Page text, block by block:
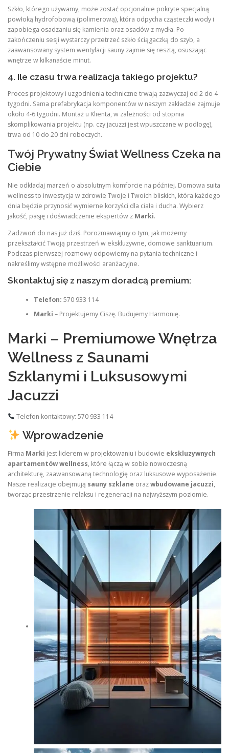
Szkło, którego używamy, może zostać opcjonalnie pokryte specjalną
powłoką hydrofobową (polimerową), która odpycha cząsteczki wody i
zapobiega osadzaniu się kamienia oraz osadów z mydła. Po
zakończeniu sesji wystarczy przetrzeć szkło ściągaczką do szyb, a
zaawansowany system wentylacji sauny zajmie się resztą, osuszając
wnętrze w kilkanaście minut.
4. Ile czasu trwa realizacja takiego projektu?
Proces projektowy i uzgodnienia techniczne trwają zazwyczaj od 2 do 4
tygodni. Sama prefabrykacja komponentów w naszym zakładzie zajmuje
około 4-6 tygodni. Montaż u Klienta, w zależności od stopnia
skomplikowania projektu (np. czy jacuzzi jest wpuszczane w podłogę),
trwa od 10 do 20 dni roboczych.
Twój Prywatny Świat Wellness Czeka na
Ciebie
Nie odkładaj marzeń o absolutnym komforcie na później. Domowa suita
wellness to inwestycja w zdrowie Twoje i Twoich bliskich, która każdego
dnia będzie przynosić wymierne korzyści dla ciała i ducha. Wybierz
jakość, pasję i doświadczenie ekspertów z Marki.
Zadzwoń do nas już dziś. Porozmawiajmy o tym, jak możemy
przekształcić Twoją przestrzeń w ekskluzywne, domowe sanktuarium.
Podczas pierwszej rozmowy odpowiemy na pytania techniczne i
nakreślimy wstępne możliwości aranżacyjne.
Skontaktuj się z naszym doradcą premium:
Telefon: 570 933 114
Marki – Projektujemy Ciszę. Budujemy Harmonię.
Marki – Premiumowe Wnętrza
Wellness z Saunami
Szklanymi i Luksusowymi
Jacuzzi
Telefon kontaktowy: 570 933 114
Wprowadzenie
Firma Marki jest liderem w projektowaniu i budowie ekskluzywnych
apartamentów wellness, które łączą w sobie nowoczesną
architekturę, zaawansowaną technologię oraz luksusowe wyposażenie.
Nasze realizacje obejmują sauny szklane orazwbudowane jacuzzi,
tworząc przestrzenie relaksu i regeneracji na najwyższym poziomie.